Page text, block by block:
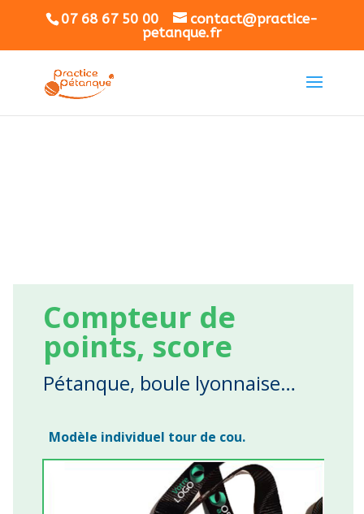
07 68 67 50 00
contact@practice-
petanque.fr
Compteur de
points, score
Pétanque, boule lyonnaise…
Modèle individuel tour de cou.